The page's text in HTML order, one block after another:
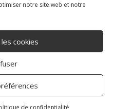
notre site web et notre
cookies
de confidentialité